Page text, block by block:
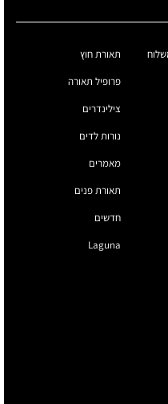
תאורת חוץ
פרופיל תאורה
צילינדרים
נורות לדים
מאמרים
תאורת פנים
חדשים
Laguna